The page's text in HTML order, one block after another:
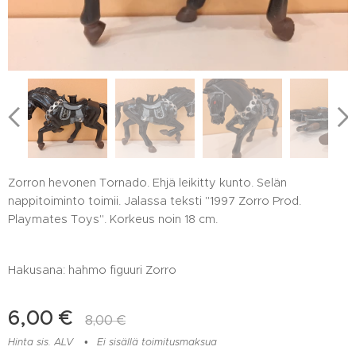
Zorron hevonen Tornado. Ehjä leikitty kunto. Selän
nappitoiminto toimii. Jalassa teksti "1997 Zorro Prod.
Playmates Toys". Korkeus noin 18 cm.
Hakusana: hahmo figuuri Zorro
6,00 € 8,00€
Hinta sis. ALV Ei sisällä toimitusmaksua